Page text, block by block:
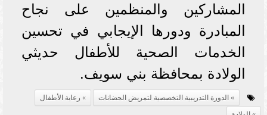
المشاركين والمنظمين على نجاح
المبادرة ودورها الإيجابي في تحسين
الخدمات الصحية للأطفال حديثي
الولادة بمحافظة بني سويف.
الدورة التدريبية التخصصية لتمريض الحضانات
رعاية الأطفال